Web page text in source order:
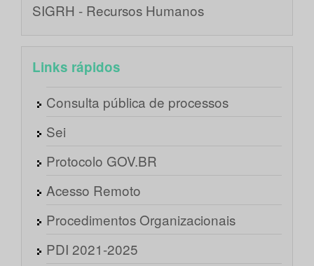
SIGRH - Recursos Humanos
Links rápidos
Consulta pública de processos
Sei
Protocolo GOV.BR
Acesso Remoto
Procedimentos Organizacionais
PDI 2021-2025